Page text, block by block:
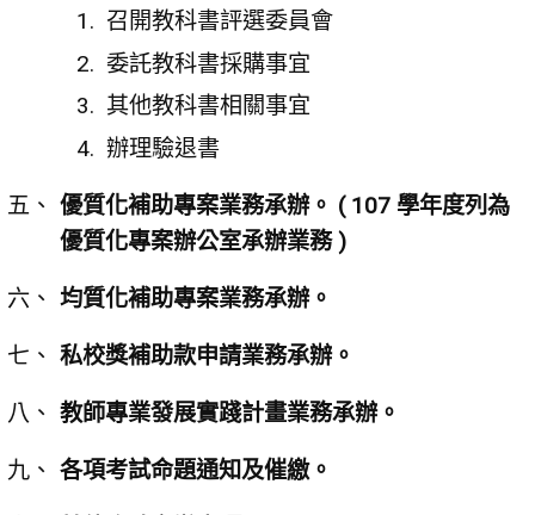
召開教科書評選委員會
委託教科書採購事宜
其他教科書相關事宜
辦理驗退書
優質化補助專案業務承辦。 ( 107 學年度列為
優質化專案辦公室承辦業務 )
均質化補助專案業務承辦。
私校獎補助款申請業務承辦。
教師專業發展實踐計畫業務承辦。
各項考試命題通知及催繳。